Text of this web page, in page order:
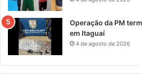
Operação da PM
em Itaguaí
4 de agosto de 2026